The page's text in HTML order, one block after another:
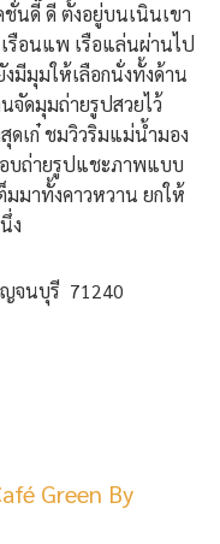
ชั่นดี๊ ดี ตั้งอยู่บนเนินเขา
อนแพ เรือแล่นผ่านไป
มีมุมให้เลือกนั่งทั้งด้าน
จัดมุมถ่ายรูปสวยไว้
ดเก๋ ชมวิวริมแม่น้ำมอง
บถ่ายรูปแชะภาพแบบ
มมาทั้งคาวหวาน ยกให้
ง
จนบุรี 71240
Green By